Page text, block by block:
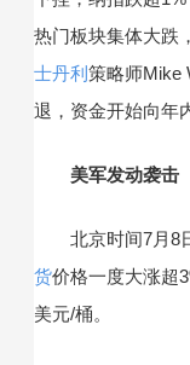
热门板块集体大跌
士丹利 策略师Mike
退，资金开始向年
美军发动袭击
北京时间7月8日
货价格一度大涨超
美元/桶。